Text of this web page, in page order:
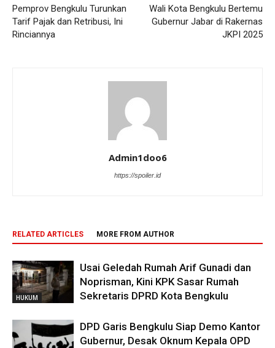
Pemprov Bengkulu Turunkan
Tarif Pajak dan Retribusi, Ini
Rinciannya
Wali Kota Bengkulu Bertemu
Gubernur Jabar di Rakernas
JKPI 2025
Admin1doo6
https://spoiler.id
RELATED ARTICLES MORE FROM AUTHOR
HUKUM
Usai Geledah Rumah Arif Gunadi dan
Noprisman, Kini KPK Sasar Rumah
Sekretaris DPRD Kota Bengkulu
DPD Garis Bengkulu Siap Demo Kantor
Gubernur, Desak Oknum Kepala OPD